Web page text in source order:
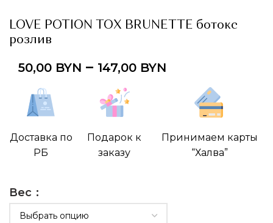
LOVE POTION TOX BRUNETTE ботокс
розлив
50,00 BYN – 147,00 BYN
Доставка по
РБ
Подарок к
заказу
Принимаем карты
“Халва”
Вес